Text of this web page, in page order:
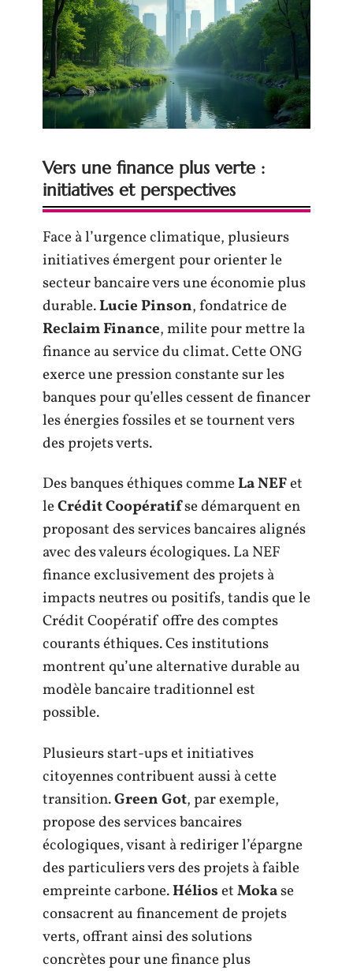
Vers une finance plus verte :
initiatives et perspectives
Face à l’urgence climatique, plusieurs
initiatives émergent pour orienter le
secteur bancaire vers une économie plus
durable.Lucie Pinson, fondatrice de
Reclaim Finance, milite pour mettre la
finance au service du climat. Cette ONG
exerce une pression constante sur les
banques pour qu’elles cessent de financer
les énergies fossiles et se tournent vers
des projets verts.
Des banques éthiques commeLa NEFet
leCrédit Coopératifse démarquent en
proposant des services bancaires alignés
avec des valeurs écologiques. La NEF
finance exclusivement des projets à
impacts neutres ou positifs, tandis que le
Crédit Coopératif offre des comptes
courants éthiques. Ces institutions
montrent qu’une alternative durable au
modèle bancaire traditionnel est
possible.
Plusieurs start-ups et initiatives
citoyennes contribuent aussi à cette
transition.Green Got, par exemple,
propose des services bancaires
écologiques, visant à rediriger l’épargne
des particuliers vers des projets à faible
empreinte carbone.HéliosetMokase
consacrent au financement de projets
verts, offrant ainsi des solutions
concrètes pour une finance plus